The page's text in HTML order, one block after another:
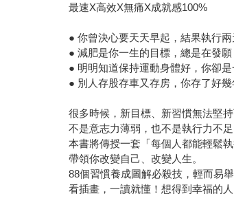
最速X高效X無痛X成就感100%
● 你曾決心要天天早起，結果執行兩
● 減肥是你一生的目標，總是在發願
● 明明知道保持運動身體好，你卻
● 別人存股存車又存房，你存了好
很多時候，新目標、新習慣無法堅持
不是意志力薄弱，也不是執行力不
本書將傳授一套「每個人都能輕鬆
帶領你改變自己、改變人生。
88個習慣養成圖解必殺技，輕而易
看插畫，一讀就懂！想得到幸福的人